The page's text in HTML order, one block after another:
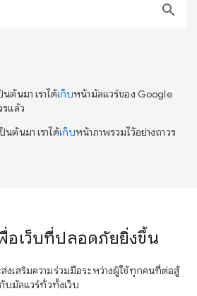
search
ต้นมา เราได้เก็บหน้ามัลแวร์ของ Google
รแล้ว
ต้นมา เราได้เก็บหน้าภาพรวมไว้อย่างถาวร
อเว็บที่ปลอดภัยยิ่งขึ้น
ส่งเสริมความร่วมมือระหว่างผู้ใช้ทุกคนที่ต่อสู้
กับมัลแวร์ทั่วทั้งเว็บ